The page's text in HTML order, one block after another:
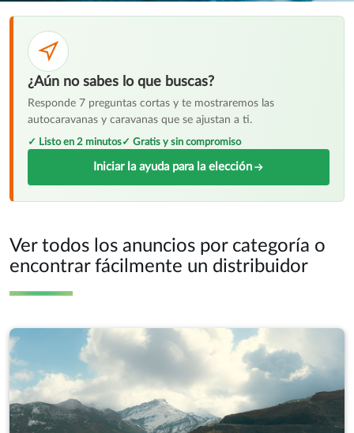
¿Aún no sabes lo que buscas?
Responde 7 preguntas cortas y te mostraremos las
autocaravanas y caravanas que se ajustan a ti.
✓ Listo en 2 minutos✓ Gratis y sin compromiso
Iniciar la ayuda para la elección
Ver todos los anuncios por categoría o
encontrar fácilmente un distribuidor